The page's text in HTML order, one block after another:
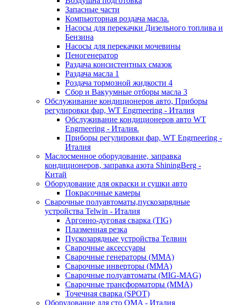
Запасные части
Компьюторная роздача масла.
Насосы для перекачки Дизельного топлива и
Бензина
Насосы для перекачки мочевины
Пеногенератор
Раздача консистентных смазок
Раздача масла 1
Роздача тормозной жидкости 4
Сбор и Вакуумные отборы масла 3
Обслуживание кондиционеров авто, Приборы
регулировки фар, WT Engrneering - Италия
Обслуживание кондиционеров авто WT
Engrneering - Италия.
Приборы регулировки фар, WT Engrneering -
Италия
Маслосменное оборудование, заправка
кондиционеров, заправка азота ShiningBerg -
Китай
Оборудование для окраски и сушки авто
Покрасочные камеры
Сварочные полуавтоматы,пускозарядные
устройства Telwin - Италия
Аргонно-дуговая сварка (TIG)
Плазменная резка
Пускозарядные устройства Телвин
Сварочные аксессуары
Сварочные генераторы (MMA)
Сварочные инверторы (MMA)
Сварочные полуавтоматы (MIG-MAG)
Сварочные трансформаторы (MMA)
Точечная сварка (SPOT)
Оборудование для сто OMA - Италия